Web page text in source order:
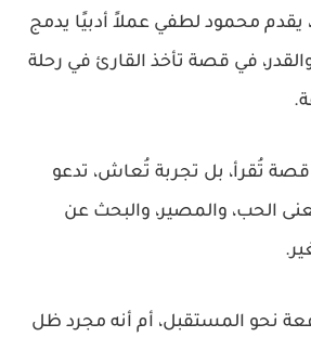
يقدم محمود لطفي عملاً أدبيًا يدمج
في قصة تأخذ القارئ في رحلة
تُقرأ، بل تجربة تُعاش، تدعو
الحب، والمصير، والبحث عن
نحو المستقبل، أم أنه مجرد ظل